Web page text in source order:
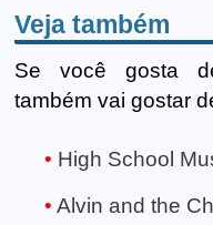
Veja também
Se você gosta
também vai gostar
High School
Alvin and the